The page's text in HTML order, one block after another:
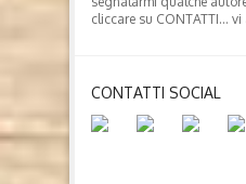
cliccare su CONTATTI… vi
CONTATTI SOCIAL